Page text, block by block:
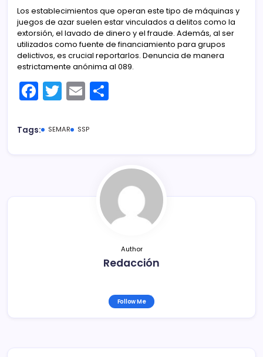
Los establecimientos que operan este tipo de máquinas y
juegos de azar suelen estar vinculados a delitos como la
extorsión, el lavado de dinero y el fraude. Además, al ser
utilizados como fuente de financiamiento para grupos
delictivos, es crucial reportarlos. Denuncia de manera
estrictamente anónima al 089.
F
a
c
T
w
itt
E
m
ai
ar
tir
Tags: SEMAR SSP
Author
Redacción
Follow Me